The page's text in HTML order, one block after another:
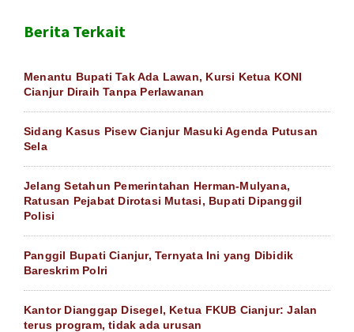
Berita Terkait
Menantu Bupati Tak Ada Lawan, Kursi Ketua KONI
Cianjur Diraih Tanpa Perlawanan
Sidang Kasus Pisew Cianjur Masuki Agenda Putusan
Sela
Jelang Setahun Pemerintahan Herman-Mulyana,
Ratusan Pejabat Dirotasi Mutasi, Bupati Dipanggil
Polisi
Panggil Bupati Cianjur, Ternyata Ini yang Dibidik
Bareskrim Polri
Kantor Dianggap Disegel, Ketua FKUB Cianjur: Jalan
terus program, tidak ada urusan